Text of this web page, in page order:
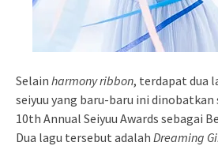
Selain harmony ribbon, terdapat dua
seiyuu yang baru-baru ini dinobatkan
10th Annual Seiyuu Awards sebagai
Dua lagu tersebut adalah Dreaming